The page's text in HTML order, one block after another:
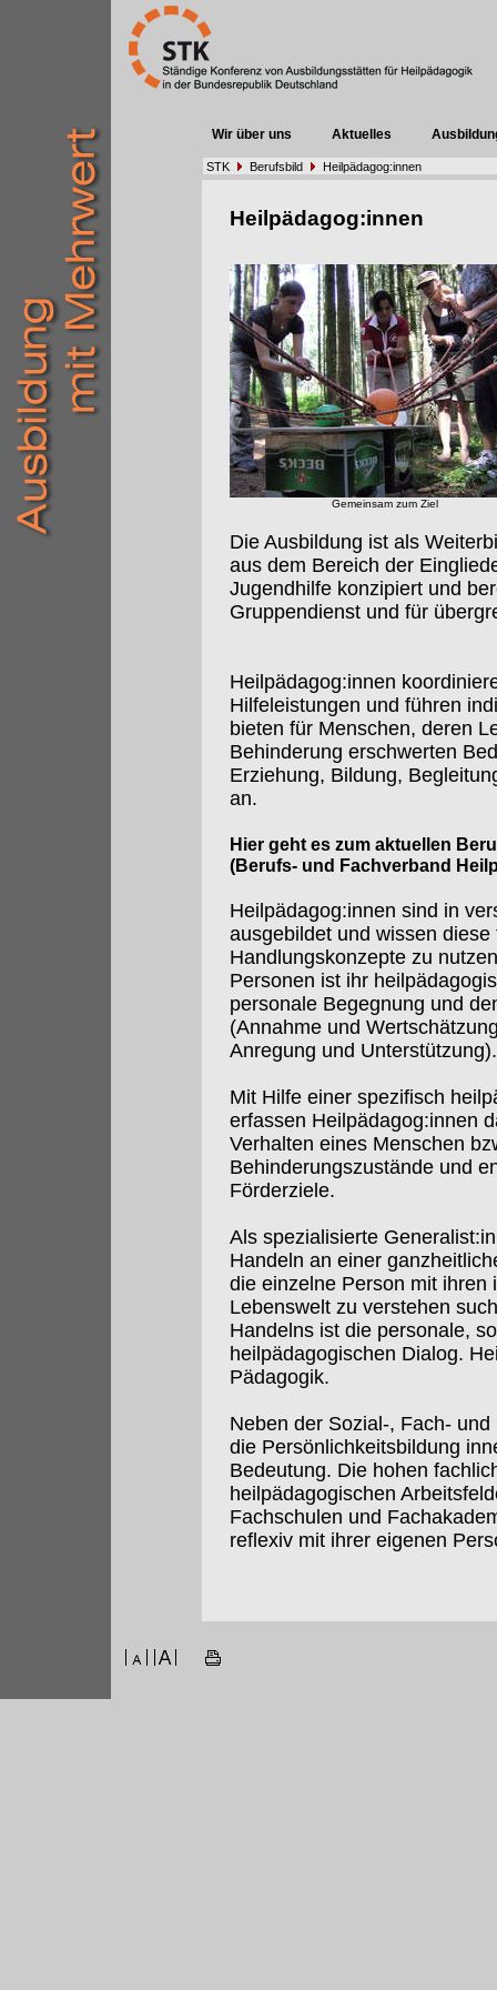
Wir über uns Aktuelles
STK Berufsbild Heilpädagog:innen
Heilpädagog:innen
Gemeinsam zum Ziel
Die Ausbildung ist als
aus dem Bereich der
Jugendhilfe konzipiert und
Gruppendienst und für
Heilpädagog:innen
Hilfeleistungen und führen
bieten für Menschen, deren
Behinderung erschwerten
Erziehung, Bildung,
an.
Hier geht es zum aktuellen
(Berufs- und Fachverband
Heilpädagog:innen sind in
ausgebildet und wissen
Handlungskonzepte zu
Personen ist ihr
personale Begegnung und
(Annahme und
Anregung und Unterstützung).
Mit Hilfe einer spezifisch
erfassen Heilpädagog:innen
Verhalten eines Menschen
Behinderungszustände und
Förderziele.
Als spezialisierte
Handeln an einer
die einzelne Person mit ihren
Lebenswelt zu verstehen
Handelns ist die personale,
heilpädagogischen Dialog.
Pädagogik.
Neben der Sozial-, Fach-
die Persönlichkeitsbildung
Bedeutung. Die hohen
heilpädagogischen
Fachschulen und
reflexiv mit ihrer eigenen